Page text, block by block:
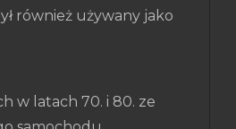
również używany jako
w latach 70. i 80. ze